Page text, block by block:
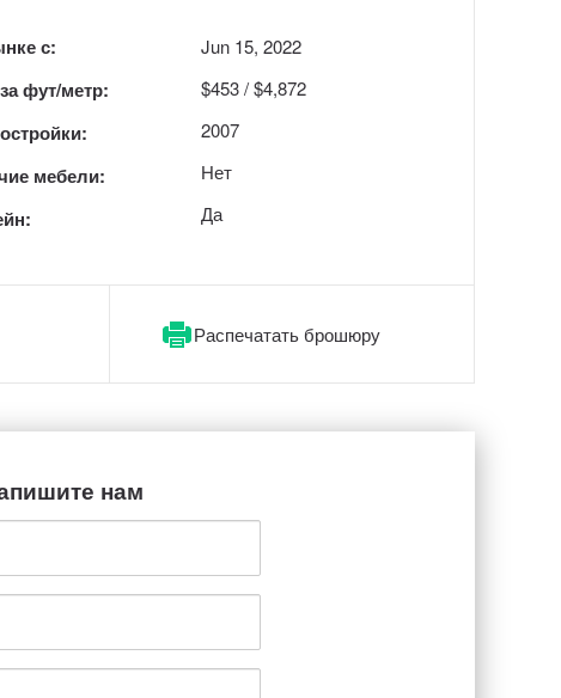
с:
фут/метр:
мебели:
Jun 15, 2022
$453 / $4,872
2007
Нет
Да
Распечатать брошюру
нам